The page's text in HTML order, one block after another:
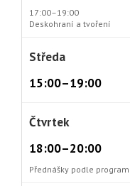
17:00–19:00
Deskohraní a tvoření
Středa
15:00–19:00
Čtvrtek
18:00–20:00
Přednášky podle